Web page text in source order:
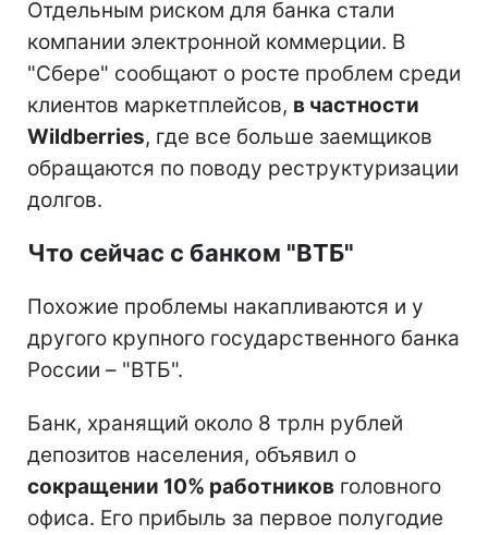
Отдельным риском для банка стали
компании электронной коммерции. В
"Сбере" сообщают о росте проблем среди
клиентов маркетплейсов, в частности
Wildberries, где все больше заемщиков
обращаются по поводу реструктуризации
долгов.
Что сейчас с банком "ВТБ"
Похожие проблемы накапливаются и у
другого крупного государственного банка
России – "ВТБ".
Банк, хранящий около 8 трлн рублей
депозитов населения, объявил о
сокращении 10% работников головного
офиса. Его прибыль за первое полугодие